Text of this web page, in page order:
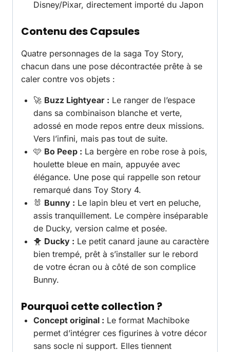
Disney/Pixar, directement importé du Japon
Contenu des Capsules
Quatre personnages de la saga Toy Story,
chacun dans une pose décontractée prête à se
caler contre vos objets :
🚀 Buzz Lightyear : Le ranger de l’espace
dans sa combinaison blanche et verte,
adossé en mode repos entre deux missions.
Vers l’infini, mais pas tout de suite.
🩷 Bo Peep : La bergère en robe rose à pois,
houlette bleue en main, appuyée avec
élégance. Une pose qui rappelle son retour
remarqué dans Toy Story 4.
🐰 Bunny : Le lapin bleu et vert en peluche,
assis tranquillement. Le compère inséparable
de Ducky, version calme et posée.
🐥 Ducky : Le petit canard jaune au caractère
bien trempé, prêt à s’installer sur le rebord
de votre écran ou à côté de son complice
Bunny.
Pourquoi cette collection ?
Concept original : Le format Machiboke
permet d’intégrer ces figurines à votre décor
sans socle ni support. Elles tiennent